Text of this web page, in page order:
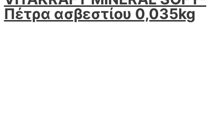
Πέτρα ασβεστίου 0,035kg